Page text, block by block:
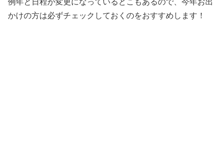
かけの方は必ずチェックしておくのをおすすめします！